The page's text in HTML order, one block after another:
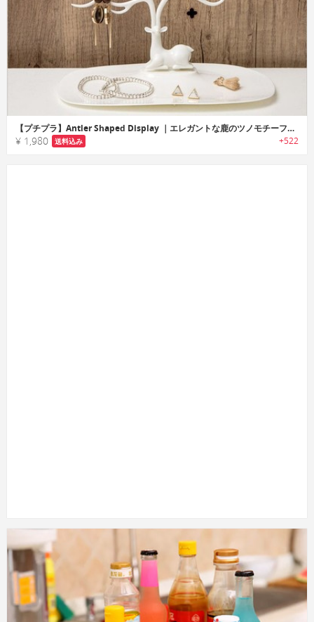
【プチプラ】Antler Shaped Display ｜エレガントな鹿のツノモチーフアクセサリーハンガー
¥ 1,980 送料込み +522